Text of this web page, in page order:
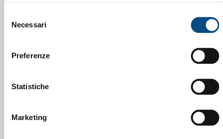
delNecessari
Preferenze
Statistiche
Marketing